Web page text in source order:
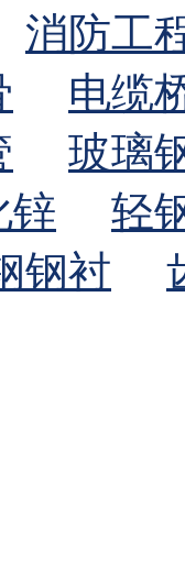
消防工
电缆
玻璃
锌
轻
钢衬